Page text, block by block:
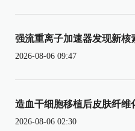
强流重离子加速器发现新核
2026-08-06 09:47
造血干细胞移植后皮肤纤维
2026-08-06 02:30